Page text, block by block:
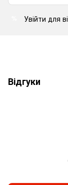
Увійти для
Відгуки